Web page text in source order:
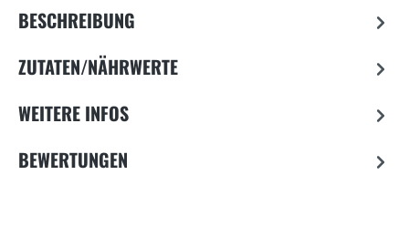
BESCHREIBUNG
ZUTATEN/NÄHRWERTE
WEITERE INFOS
BEWERTUNGEN